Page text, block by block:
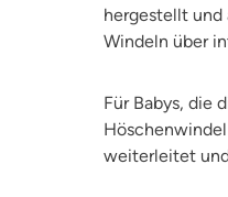
hergestellt und
Windeln über
Für Babys, die
weiterleitet